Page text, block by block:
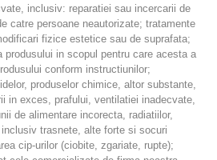
inclusiv: reparatiei sau incercarii de
catre persoane neautorizate; tratamente
fizice estetice sau de suprafata;
produsului in scopul pentru care acesta a
conform instructiunilor;
produselor chimice, altor substante,
in exces, prafului, ventilatiei inadecvate,
de alimentare incorecta, radiatiilor,
trasnete, alte forte si socuri
cip-urilor (ciobite, zgariate, rupte);